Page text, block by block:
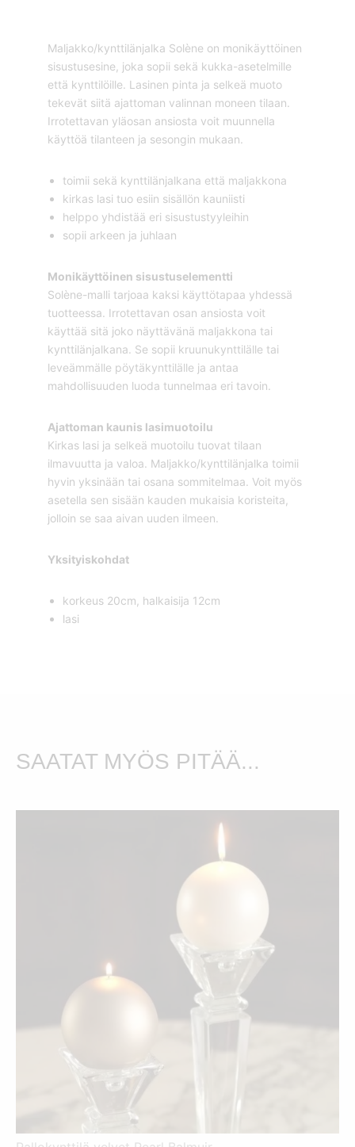
Maljakko/kynttilänjalka Solène on monikäyttöinen
sisustusesine, joka sopii sekä kukka-asetelmille
että kynttilöille. Lasinen pinta ja selkeä muoto
tekevät siitä ajattoman valinnan moneen tilaan.
Irrotettavan yläosan ansiosta voit muunnella
käyttöä tilanteen ja sesongin mukaan.
toimii sekä kynttilänjalkana että maljakkona
kirkas lasi tuo esiin sisällön kauniisti
helppo yhdistää eri sisustustyyleihin
sopii arkeen ja juhlaan
Monikäyttöinen sisustuselementti
Solène-malli tarjoaa kaksi käyttötapaa yhdessä
tuotteessa. Irrotettavan osan ansiosta voit
käyttää sitä joko näyttävänä maljakkona tai
kynttilänjalkana. Se sopii kruunukynttilälle tai
leveämmälle pöytäkynttilälle ja antaa
mahdollisuuden luoda tunnelmaa eri tavoin.
Ajattoman kaunis lasimuotoilu
Kirkas lasi ja selkeä muotoilu tuovat tilaan
ilmavuutta ja valoa. Maljakko/kynttilänjalka toimii
hyvin yksinään tai osana sommitelmaa. Voit myös
asetella sen sisään kauden mukaisia koristeita,
jolloin se saa aivan uuden ilmeen.
Yksityiskohdat
korkeus 20cm, halkaisija 12cm
lasi
SAATAT MYÖS PITÄÄ...